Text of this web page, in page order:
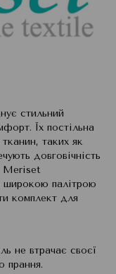
стильний
Їх постільна
таких як
довговічність
Meriset
широкою палітрою
комплект для
не втрачає своєї
прання.